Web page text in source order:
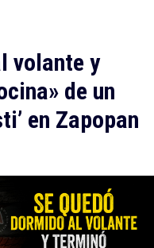
volante y
de un
en Zapopan